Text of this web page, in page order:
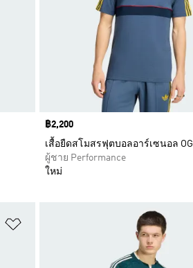
Price
฿2,200
เสื้อยืดสโมสรฟุตบอลอาร์เซนอล OG
ผู้ชาย Performance
ใหม่
เพิ่มไปยังรายการสินค้าโปรด